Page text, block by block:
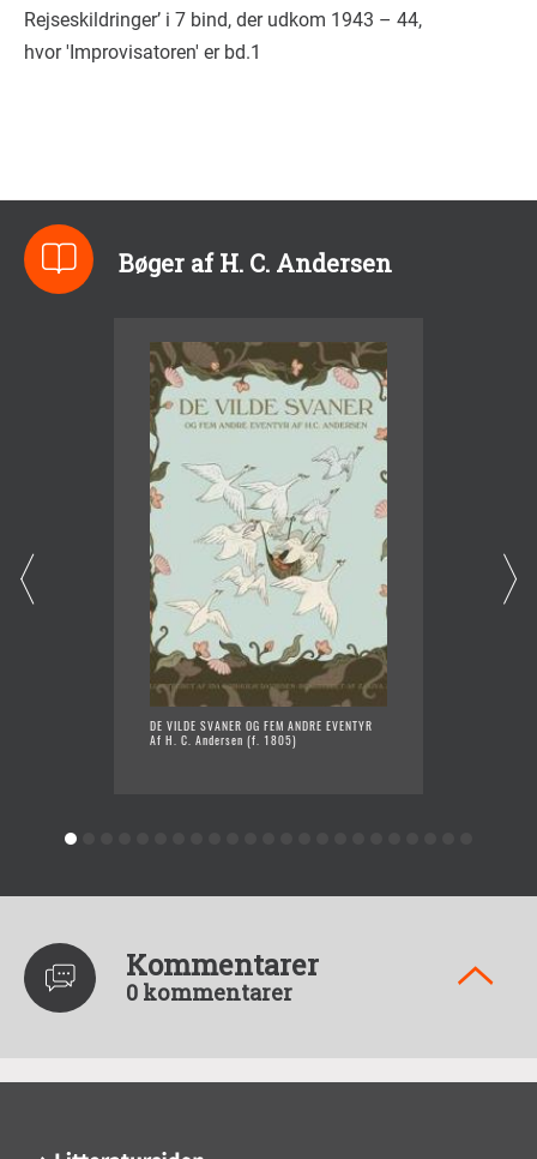
Rejseskildringer’ i 7 bind, der udkom 1943 – 44,
hvor 'Improvisatoren' er bd.1
Bøger af H. C. Andersen
DE VILDE SVANER OG FEM ANDRE EVENTYR
Af H. C. Andersen (f. 1805)
Kommentarer
0 kommentarer